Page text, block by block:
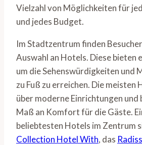
Vielzahl von Möglichkeiten für
und jedes Budget.
Im Stadtzentrum finden
Auswahl an Hotels. Diese bieten
um die Sehenswürdigkeiten und
zu Fuß zu erreichen. Die meisten
über moderne Einrichtungen und
Maß an Komfort für die Gäste.
beliebtesten Hotels im Zentrum
Collection Hotel With, das